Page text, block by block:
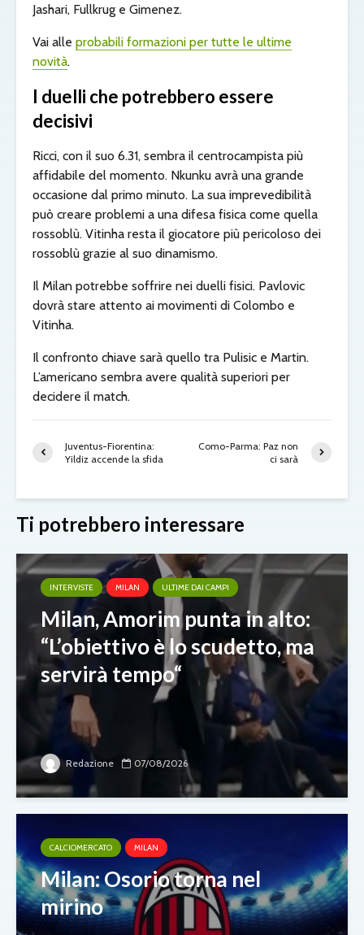
Jashari, Fullkrug e Gimenez.
Vai alle probabili formazioni per tutte le ultime
novità.
I duelli che potrebbero essere
decisivi
Ricci, con il suo 6.31, sembra il centrocampista più
affidabile del momento. Nkunku avrà una grande
occasione dal primo minuto. La sua imprevedibilità
può creare problemi a una difesa fisica come quella
rossoblù. Vitinha resta il giocatore più pericoloso dei
rossoblù grazie al suo dinamismo.
Il Milan potrebbe soffrire nei duelli fisici. Pavlovic
dovrà stare attento ai movimenti di Colombo e
Vitinha.
Il confronto chiave sarà quello tra Pulisic e Martin.
L’americano sembra avere qualità superiori per
decidere il match.
Juventus-Fiorentina:
Yildiz accende la sfida
Como-Parma: Paz non
ci sarà
Ti potrebbero interessare
INTERVISTE MILAN ULTIME DAI CAMPI
Milan, Amorim punta in alto:
“L’obiettivo è lo scudetto, ma
servirà tempo“
Redazione 07/08/2026
CALCIOMERCATO MILAN
Milan: Osorio torna nel
mirino